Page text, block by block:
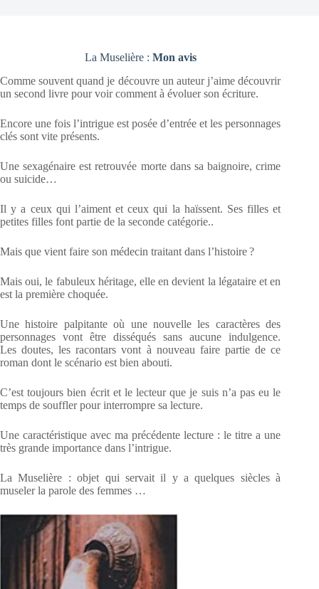
La Muselière : Mon avis
Comme souvent quand je découvre un auteur j’aime découvrir
un second livre pour voir comment à évoluer son écriture.
Encore une fois l’intrigue est posée d’entrée et les personnages
clés sont vite présents.
Une sexagénaire est retrouvée morte dans sa baignoire, crime
ou suicide…
Il y a ceux qui l’aiment et ceux qui la haïssent. Ses filles et
petites filles font partie de la seconde catégorie..
Mais que vient faire son médecin traitant dans l’histoire ?
Mais oui, le fabuleux héritage, elle en devient la légataire et en
est la première choquée.
Une histoire palpitante où une nouvelle les caractères des
personnages vont être disséqués sans aucune indulgence.
Les doutes, les racontars vont à nouveau faire partie de ce
roman dont le scénario est bien abouti.
C’est toujours bien écrit et le lecteur que je suis n’a pas eu le
temps de souffler pour interrompre sa lecture.
Une caractéristique avec ma précédente lecture : le titre a une
très grande importance dans l’intrigue.
La Muselière : objet qui servait il y a quelques siècles à
museler la parole des femmes …